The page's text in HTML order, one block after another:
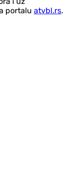
portalu atvbl.rs.